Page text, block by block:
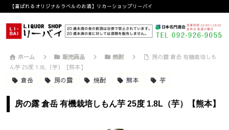
【喜ばれるオリジナルラベルのお酒】リカーショップリーバイ
ホーム 販売商品 焼酎
房の露 倉岳 有機栽培しも
ん芋 25度 1.8L（芋）【熊本】
倉岳
房の露 焼酎 熊本 芋
房の露 倉岳 有機栽培しもん芋 25度 1.8L（芋）【熊本】